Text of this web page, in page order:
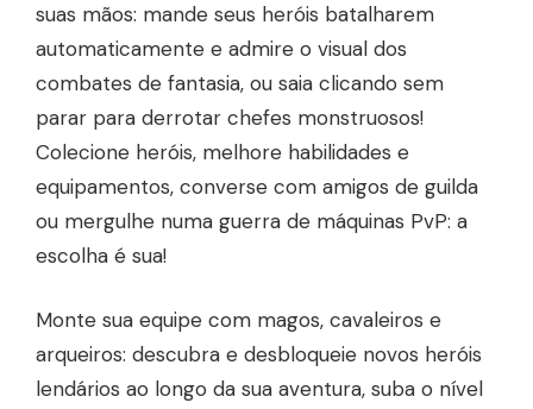
suas mãos: mande seus heróis batalharem
automaticamente e admire o visual dos
combates de fantasia, ou saia clicando sem
parar para derrotar chefes monstruosos!
Colecione heróis, melhore habilidades e
equipamentos, converse com amigos de guilda
ou mergulhe numa guerra de máquinas PvP: a
escolha é sua!
Monte sua equipe com magos, cavaleiros e
arqueiros: descubra e desbloqueie novos heróis
lendários ao longo da sua aventura, suba o nível